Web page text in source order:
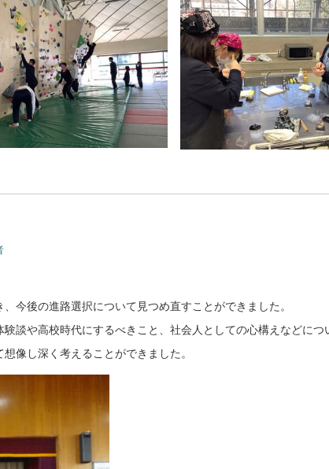
今後の進路選択について見つめ直すことができました。
談や高校時代にするべきこと、社会人としての心構えなどにつ
像し深く考えることができました。